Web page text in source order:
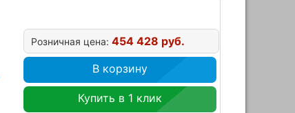
Розничная цена: 454 428 руб.
В корзину
Купить в 1 клик